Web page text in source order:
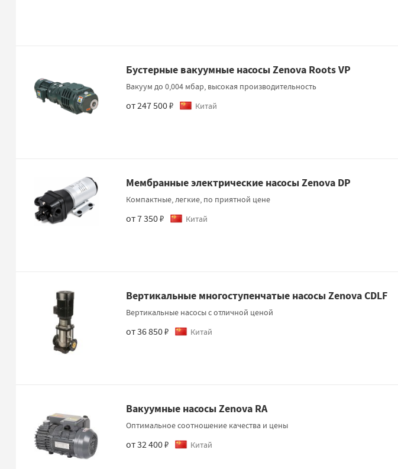
Бустерные вакуумные насосы Zenova Roots VP
Вакуум до 0,004 мбар, высокая производительность
от 247 500 ₽ Китай
Мембранные электрические насосы Zenova DP
Компактные, легкие, по приятной цене
от 7 350 ₽ Китай
Вертикальные многоступенчатые насосы Zenova CDLF
Вертикальные насосы с отличной ценой
от 36 850 ₽ Китай
Вакуумные насосы Zenova RA
Оптимальное соотношение качества и цены
от 32 400 ₽ Китай